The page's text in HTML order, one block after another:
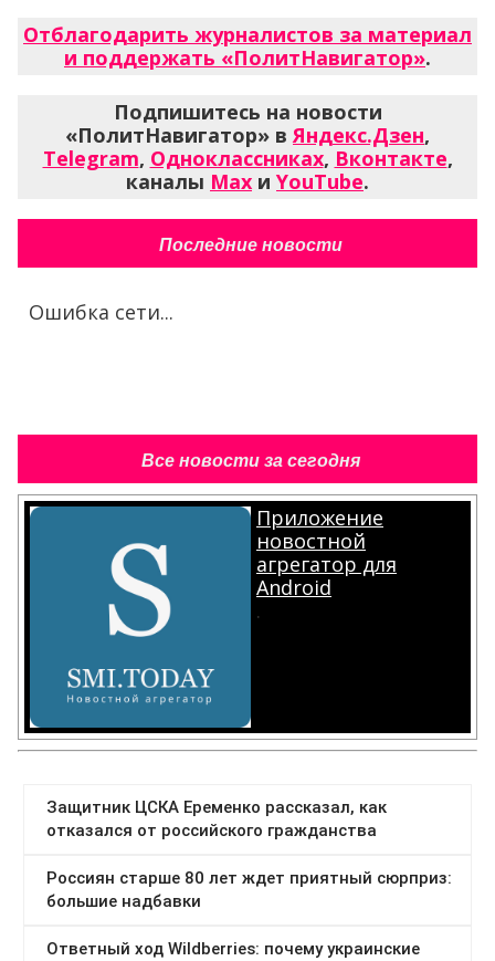
Отблагодарить журналистов за материал
и поддержать «ПолитНавигатор».
Подпишитесь на новости
«ПолитНавигатор» вЯндекс.Дзен,
Telegram, Одноклассниках, Вконтакте,
каналы Max и YouTube.
Последние новости
Ошибка сети...
Все новости за сегодня
Приложение
новостной
агрегатор для
Android
.